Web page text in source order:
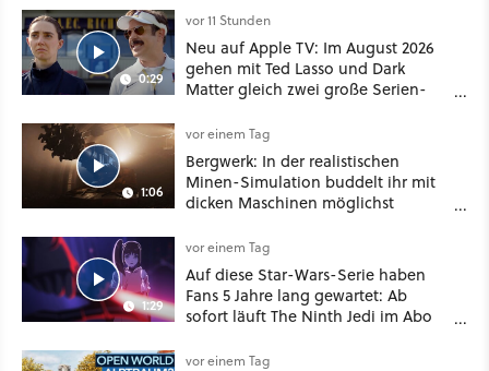
0:29
vor 11 Stunden
Neu auf Apple TV: Im August 2026
gehen mit Ted Lasso und Dark
Matter gleich zwei große Serien-
1:06
vor einem Tag
Bergwerk: In der realistischen
Minen-Simulation buddelt ihr mit
dicken Maschinen möglichst
1:29
vor einem Tag
Auf diese Star-Wars-Serie haben
Fans 5 Jahre lang gewartet: Ab
sofort läuft The Ninth Jedi im Abo
vor einem Tag